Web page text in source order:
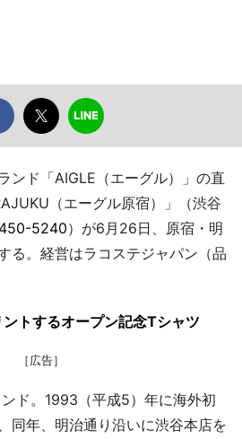
ンド「AIGLE（エーグル）」の直
（エーグル原宿）」（渋谷
5240）が6月26日、原宿・明
る。経営はラコステジャパン（品
トするオープン記念Tシャツ
［広告］
ド。1993（平成5）年に海外初
同年、明治通り沿いに渋谷本店を